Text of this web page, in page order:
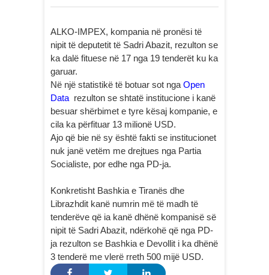
ALKO-IMPEX, kompania në pronësi të
nipit të deputetit të Sadri Abazit, rezulton se
ka dalë fituese në 17 nga 19 tenderët ku ka
garuar.
Në një statistikë të botuar sot nga Open
Data rezulton se shtatë institucione i kanë
besuar shërbimet e tyre kësaj kompanie, e
cila ka përfituar 13 milionë USD.
Ajo që bie në sy është fakti se institucionet
nuk janë vetëm me drejtues nga Partia
Socialiste, por edhe nga PD-ja.
Konkretisht Bashkia e Tiranës dhe
Librazhdit kanë numrin më të madh të
tenderëve që ia kanë dhënë kompanisë së
nipit të Sadri Abazit, ndërkohë që nga PD-
ja rezulton se Bashkia e Devollit i ka dhënë
3 tenderë me vlerë rreth 500 mijë USD.